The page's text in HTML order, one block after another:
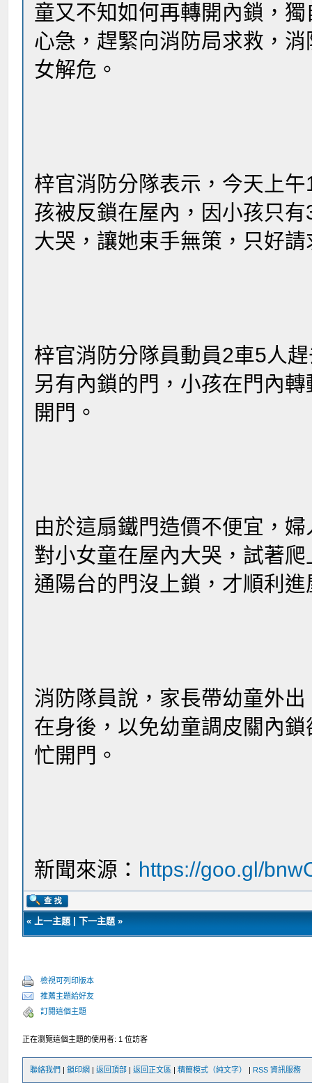
童又不知如何再轉開內鎖，
心急，趕緊向消防局求救，
女解危。
梓官消防分隊表示，今天上
孩被反鎖在屋內，因小孩只
大哭，讓她束手無策，只好
梓官消防分隊員動員2車5人
另有內鎖的門，小孩在門內
開門。
由於這扇鐵門造價不便宜，
對小女童在屋內大哭，試著
通陽台的門沒上鎖，才順利
消防隊員說，家長帶幼童外
在身後，以免幼童調皮關內鎖
忙開門。
新聞來源： https://goo.gl/
«上一主題 |下一主題 »
檢視可列印版本
推薦主題給好友
訂閱這個主題
正在瀏覽這個主題的使用者: 1 位訪客
聯絡我們 |鎖印網 |返回頂部 |返回正文區 |精簡模式（純文字） | RSS 資訊服務